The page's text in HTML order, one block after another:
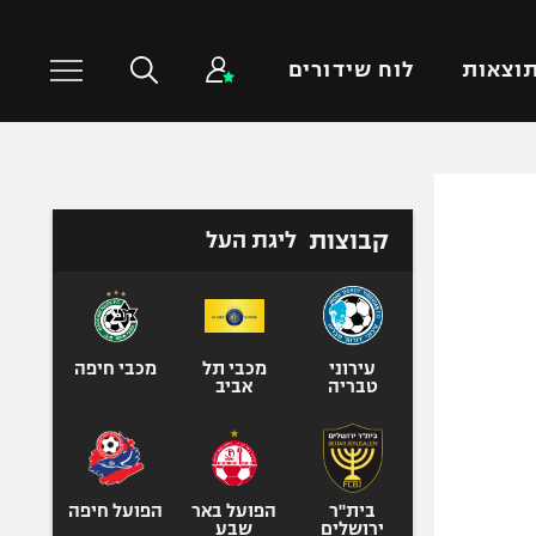
תוצאות לוח שידורים
טניס
כדורעף
ספורט אולימפי
קבוצות ליגת העל
עירוני
טבריה
מכבי תל
אביב
מכבי חיפה
בית"ר
ירושלים
הפועל באר
שבע
הפועל חיפה